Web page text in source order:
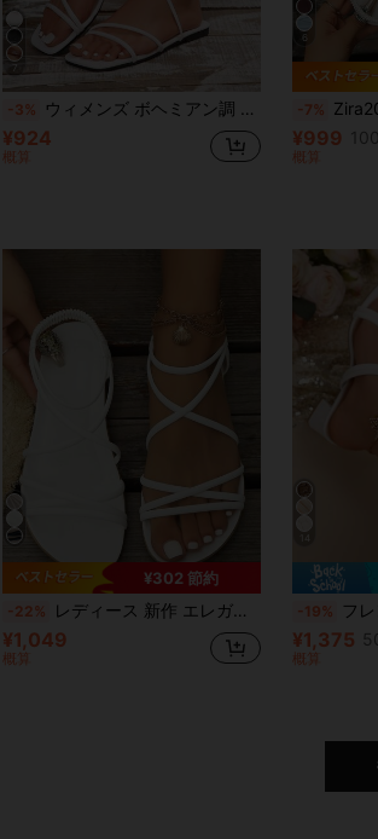
-3% ウィメンズ ボヘミアン調 編み込み クリスクロス ストラップ フラットサンダル
¥924
概算
6
-7% Zira2026 レディース ラウンド
¥999
概算
¥302 節約
-22% レディース 新作 エレガントで快適な白のストラップフラットサンダル、プラスサイズ、夏休み、ビーチファッションに
¥1,049
概算
-19% フレンチフェアリー
¥1,375
概算